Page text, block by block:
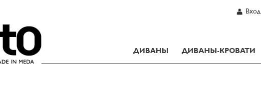
Вход
ДИВАНЫ ДИВАНЫ-КРОВАТИ